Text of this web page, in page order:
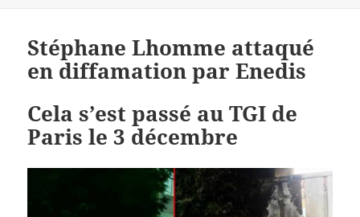
Stéphane Lhomme attaqué
en diffamation par Enedis
Cela s’est passé au TGI de
Paris le 3 décembre